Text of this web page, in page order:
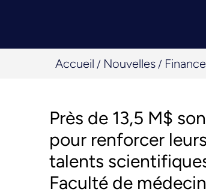
Accueil / Nouvelles /
Près de 13,5 M$
pour renforcer
talents
Faculté de